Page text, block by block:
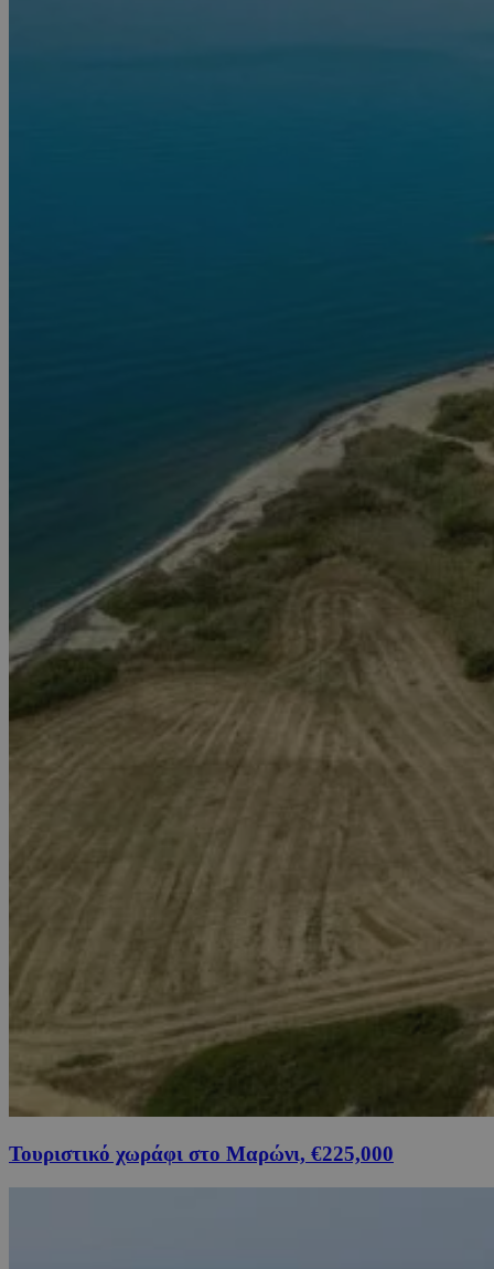
Τουριστικό χωράφι στο Μαρώνι, €225,000